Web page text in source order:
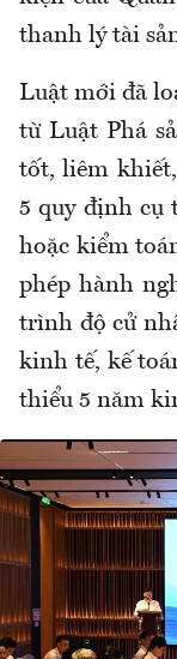
thanh lý tài
Luật mới đã
từ Luật Phá
tốt, liêm
5 quy định cụ
hoặc kiểm
phép hành
trình độ cử
kinh tế, kế
thiểu 5 năm